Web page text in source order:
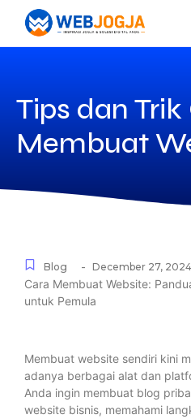
Tips dan Trik
Membuat
Blog - December 27, 2024
Cara Membuat Website:
untuk Pemula
Membuat website sendiri kini
adanya berbagai alat dan
Anda ingin membuat blog
website bisnis, memahami